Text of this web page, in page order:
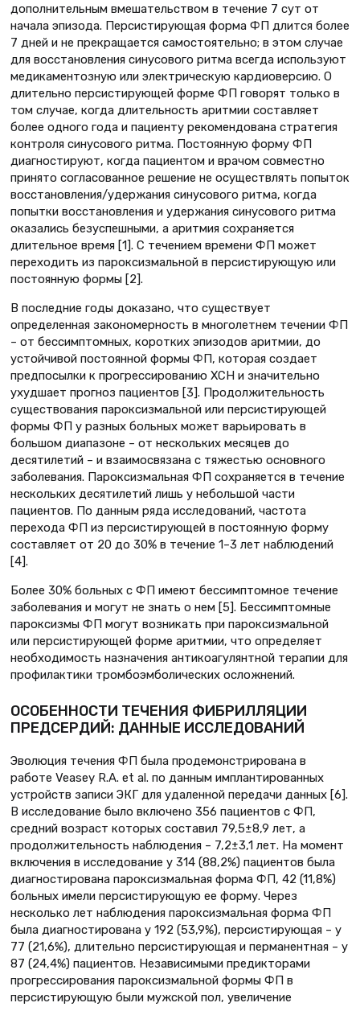
дополнительным вмешательством в течение 7 сут от
начала эпизода. Персистирующая форма ФП длится более
7 дней и не прекращается самостоятельно; в этом случае
для восстановления синусового ритма всегда используют
медикаментозную или электрическую кардиоверсию. О
длительно персистирующей форме ФП говорят только в
том случае, когда длительность аритмии составляет
более одного года и пациенту рекомендована стратегия
контроля синусового ритма. Постоянную форму ФП
диагностируют, когда пациентом и врачом совместно
принято согласованное решение не осуществлять попыток
восстановления/удержания синусового ритма, когда
попытки восстановления и удержания синусового ритма
оказались безуспешными, а аритмия сохраняется
длительное время [1]. С течением времени ФП может
переходить из пароксизмальной в персистирующую или
постоянную формы [2].
В последние годы доказано, что существует
определенная закономерность в многолетнем течении ФП
– от бессимптомных, коротких эпизодов аритмии, до
устойчивой постоянной формы ФП, которая создает
предпосылки к прогрессированию ХСН и значительно
ухудшает прогноз пациентов [3]. Продолжительность
существования пароксизмальной или персистирующей
формы ФП у разных больных может варьировать в
большом диапазоне – от нескольких месяцев до
десятилетий – и взаимосвязана с тяжестью основного
заболевания. Пароксизмальная ФП сохраняется в течение
нескольких десятилетий лишь у небольшой части
пациентов. По данным ряда исследований, частота
перехода ФП из персистирующей в постоянную форму
составляет от 20 до 30% в течение 1–3 лет наблюдений
[4].
Более 30% больных с ФП имеют бессимптомное течение
заболевания и могут не знать о нем [5]. Бессимптомные
пароксизмы ФП могут возникать при пароксизмальной
или персистирующей форме аритмии, что определяет
необходимость назначения антикоагулянтной терапии для
профилактики тромбоэмболических осложнений.
ОСОБЕННОСТИ ТЕЧЕНИЯ ФИБРИЛЛЯЦИИ
ПРЕДСЕРДИЙ: ДАННЫЕ ИССЛЕДОВАНИЙ
Эволюция течения ФП была продемонстрирована в
работе Veasey R.A. et al. по данным имплантированных
устройств записи ЭКГ для удаленной передачи данных [6].
В исследование было включено 356 пациентов с ФП,
средний возраст которых составил 79,5±8,9 лет, а
продолжительность наблюдения – 7,2±3,1 лет. На момент
включения в исследование у 314 (88,2%) пациентов была
диагностирована пароксизмальная форма ФП, 42 (11,8%)
больных имели персистирующую ее форму. Через
несколько лет наблюдения пароксизмальная форма ФП
была диагностирована у 192 (53,9%), персистирующая – у
77 (21,6%), длительно персистирующая и перманентная – у
87 (24,4%) пациентов. Независимыми предикторами
прогрессирования пароксизмальной формы ФП в
персистирующую были мужской пол, увеличение